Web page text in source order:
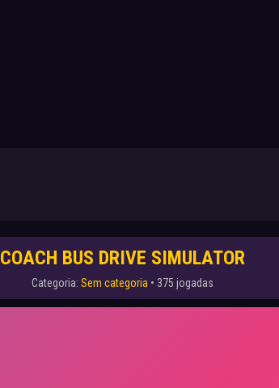
COACH BUS DRIVE SIMULATOR
Categoria: Sem categoria • 375 jogadas